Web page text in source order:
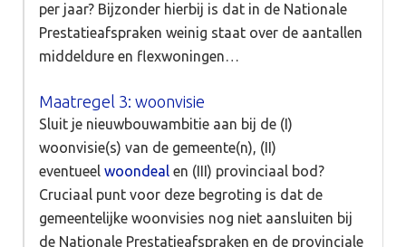
per jaar? Bijzonder hierbij is dat in de Nationale
Prestatieafspraken weinig staat over de aantallen
middeldure en flexwoningen…
Maatregel 3: woonvisie
Sluit je nieuwbouwambitie aan bij de (I)
woonvisie(s) van de gemeente(n), (II)
eventueel woondealen (III) provinciaal bod?
Cruciaal punt voor deze begroting is dat de
gemeentelijke woonvisies nog niet aansluiten bij
de Nationale Prestatieafspraken en de provinciale